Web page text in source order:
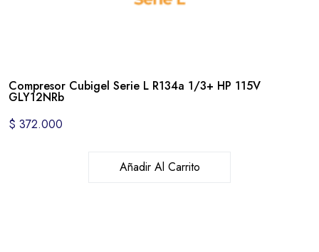
Compresor Cubigel Serie L R134a 1/3+ HP 115V
GLY12NRb
$ 372.000
Añadir Al Carrito